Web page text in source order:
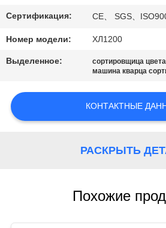
СПРОСИТЕ
ЦИТАТУ
КАРТА
САЙТА
Сертификация: CE、 SGS、
Номер модели: ХЛ1200
Выделенное: сортировщица
машина кварца
КОНТАКТНЫЕ
РАСКРЫТЬ
Похожие